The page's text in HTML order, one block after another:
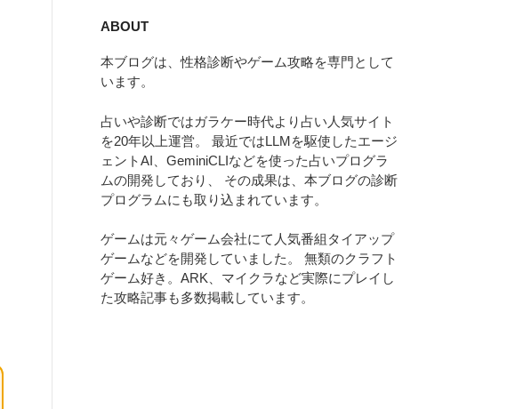
ABOUT
本ブログは、性格診断やゲーム攻略を専門として
います。
占いや診断ではガラケー時代より占い人気サイト
を20年以上運営。 最近ではLLMを駆使したエージ
ェントAI、GeminiCLIなどを使った占いプログラ
ムの開発しており、 その成果は、本ブログの診断
プログラムにも取り込まれています。
ゲームは元々ゲーム会社にて人気番組タイアップ
ゲームなどを開発していました。 無類のクラフト
ゲーム好き。ARK、マイクラなど実際にプレイし
た攻略記事も多数掲載しています。